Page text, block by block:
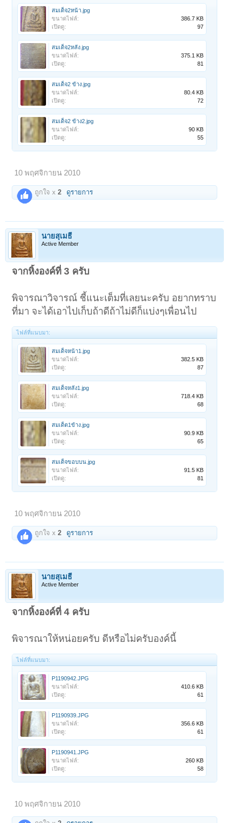
สมเด็จ2หน้า.jpg
ขนาดไฟล์:
386.7 KB
เปิดดู:
97
สมเด็จ2หลัง.jpg
ขนาดไฟล์:
375.1 KB
เปิดดู:
81
สมเด็จ2 ข้าง.jpg
ขนาดไฟล์:
80.4 KB
เปิดดู:
72
สมเด็จ2 ข้าง2.jpg
ขนาดไฟล์:
90 KB
เปิดดู:
55
10 พฤศจิกายน 2010
ถูกใจ x2 ดูรายการ
นายสุเมธี
Active Member
จากหิ้งองค์ที่ 3 ครับ
พิจารณาวิจารณ์ ชี้แนะเต็มที่เลยนะครับ อยากทราบ
ที่มา จะได้เอาไปเก็บถ้าดีถ้าไม่ดีก็แบ่งๆเพื่อนไป
ไฟล์ที่แนบมา:
สมเด็จหน้า1.jpg
ขนาดไฟล์:
382.5 KB
เปิดดู:
87
สมเด็จหลัง1.jpg
ขนาดไฟล์:
718.4 KB
เปิดดู:
68
สมเด็ต1ข้าง.jpg
ขนาดไฟล์:
90.9 KB
เปิดดู:
65
สมเด็จขอบบน.jpg
ขนาดไฟล์:
91.5 KB
เปิดดู:
81
10 พฤศจิกายน 2010
ถูกใจ x2 ดูรายการ
นายสุเมธี
Active Member
จากหิ้งองค์ที่ 4 ครับ
พิจารณาให้หน่อยครับ ดีหรือไม่ครับองค์นี้
ไฟล์ที่แนบมา:
P1190942.JPG
ขนาดไฟล์:
410.6 KB
เปิดดู:
61
P1190939.JPG
ขนาดไฟล์:
356.6 KB
เปิดดู:
61
P1190941.JPG
ขนาดไฟล์:
260 KB
เปิดดู:
58
10 พฤศจิกายน 2010